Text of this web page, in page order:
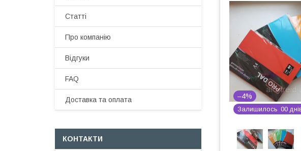
–4%
Залишилось 00
Статті
Про компанію
Відгуки
FAQ
Доставка та оплата
КОНТАКТИ